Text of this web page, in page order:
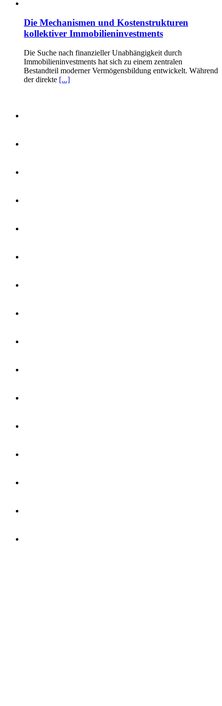
Die Mechanismen und Kostenstrukturen
kollektiver Immobilieninvestments
Die Suche nach finanzieller Unabhängigkeit durch
Immobilieninvestments hat sich zu einem zentralen
Bestandteil moderner Vermögensbildung entwickelt. Während
der direkte [...]